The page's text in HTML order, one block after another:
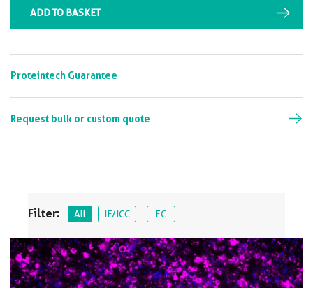
Filter: All IF/ICC FC
ADD TO BASKET
Proteintech Guarantee
Request bulk or custom quote